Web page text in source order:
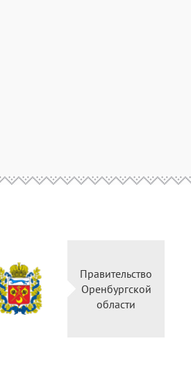
Министерство
культуры
Российской
федерации